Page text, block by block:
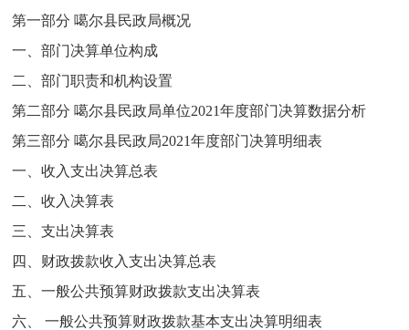
第一部分 噶尔县民政局概况
一、部门决算单位构成
二、部门职责和机构设置
第二部分 噶尔县民政局单位2021年度部门决算数据分析
第三部分 噶尔县民政局2021年度部门决算明细表
一、收入支出决算总表
二、收入决算表
三、支出决算表
四、财政拨款收入支出决算总表
五、一般公共预算财政拨款支出决算表
六、 一般公共预算财政拨款基本支出决算明细表